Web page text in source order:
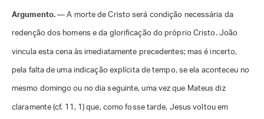
Argumento. — A morte de Cristo será condição necessária da
redenção dos homens e da glorificação do próprio Cristo. João
vincula esta cena às imediatamente precedentes; mas é incerto,
pela falta de uma indicação explícita de tempo, se ela aconteceu no
mesmo domingo ou no dia seguinte, uma vez que Mateus diz
claramente (cf. 11, 1) que, como fosse tarde, Jesus voltou em